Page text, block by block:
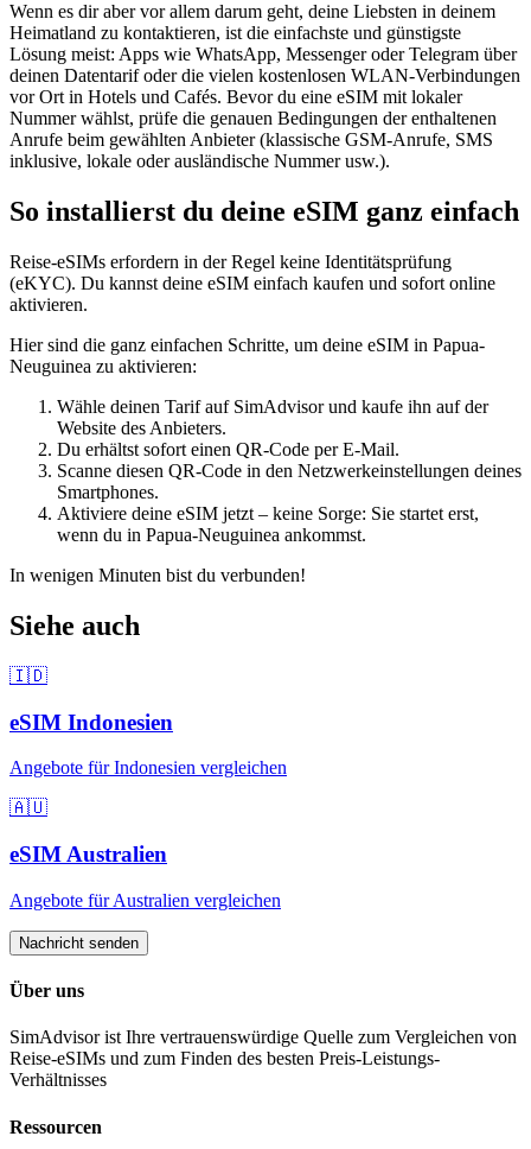
Wenn es dir aber vor allem darum geht, deine Liebsten in deinem
Heimatland zu kontaktieren, ist die einfachste und günstigste
Lösung meist: Apps wie WhatsApp, Messenger oder Telegram über
deinen Datentarif oder die vielen kostenlosen WLAN-Verbindungen
vor Ort in Hotels und Cafés. Bevor du eine eSIM mit lokaler
Nummer wählst, prüfe die genauen Bedingungen der enthaltenen
Anrufe beim gewählten Anbieter (klassische GSM-Anrufe, SMS
inklusive, lokale oder ausländische Nummer usw.).
So installierst du deine eSIM ganz einfach
Reise-eSIMs erfordern in der Regel keine Identitätsprüfung
(eKYC). Du kannst deine eSIM einfach kaufen und sofort online
aktivieren.
Hier sind die ganz einfachen Schritte, um deine eSIM in Papua-
Neuguinea zu aktivieren:
Wähle deinen Tarif auf SimAdvisor und kaufe ihn auf der
Website des Anbieters.
Du erhältst sofort einen QR-Code per E-Mail.
Scanne diesen QR-Code in den Netzwerkeinstellungen deines
Smartphones.
Aktiviere deine eSIM jetzt – keine Sorge: Sie startet erst,
wenn du in Papua-Neuguinea ankommst.
In wenigen Minuten bist du verbunden!
Siehe auch
🇮🇩
eSIM Indonesien
Angebote fürIndonesien vergleichen
🇦🇺
eSIM Australien
Angebote fürAustralien vergleichen
Nachricht senden
Über uns
SimAdvisor ist Ihre vertrauenswürdige Quelle zum Vergleichen von
Reise-eSIMs und zum Finden des besten Preis-Leistungs-
Verhältnisses
Ressourcen